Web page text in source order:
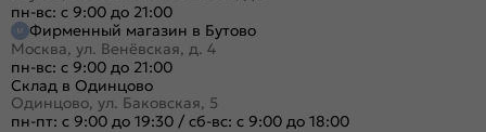
пн-вс: с 9:00 до 21:00
Фирменный магазин в Бутово
Москва, ул. Венёвская, д. 4
пн-вс: с 9:00 до 21:00
Склад в Одинцово
Одинцово, ул. Баковская, 5
пн-пт: с 9:00 до 19:30 / сб-вс: с 9:00 до 18:00